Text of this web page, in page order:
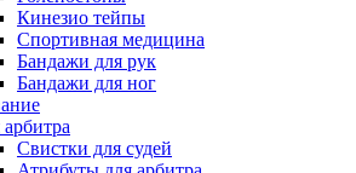
Кинезио тейпы
Спортивная медицина
Бандажи для рук
Бандажи для ног
Свистки для судей